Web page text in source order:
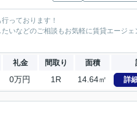
っております！
いなどのご相談もお気軽に賃貸エージ
礼金 間取り 面積
0万円 1R 14.64㎡ 詳